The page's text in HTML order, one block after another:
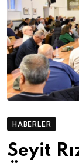
HABERLER
Seyit